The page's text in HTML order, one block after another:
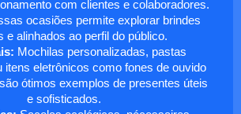
com clientes e colaboradores.
ocasiões permite explorar brindes
e alinhados ao perfil do público.
Mochilas personalizadas, pastas
itens eletrônicos como fones de ouvido
ótimos exemplos de presentes úteis
e sofisticados.